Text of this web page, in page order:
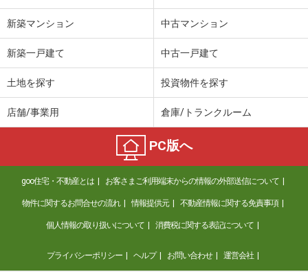
新築マンション 中古マンション
新築一戸建て 中古一戸建て
土地を探す 投資物件を探す
店舗/事業用 倉庫/トランクルーム
PC版へ
goo住宅・不動産とは お客さまご利用端末からの情報の外部送信について
物件に関するお問合せの流れ 情報提供元 不動産情報に関する免責事項
個人情報の取り扱いについて 消費税に関する表記について
プライバシーポリシー ヘルプ お問い合わせ 運営会社